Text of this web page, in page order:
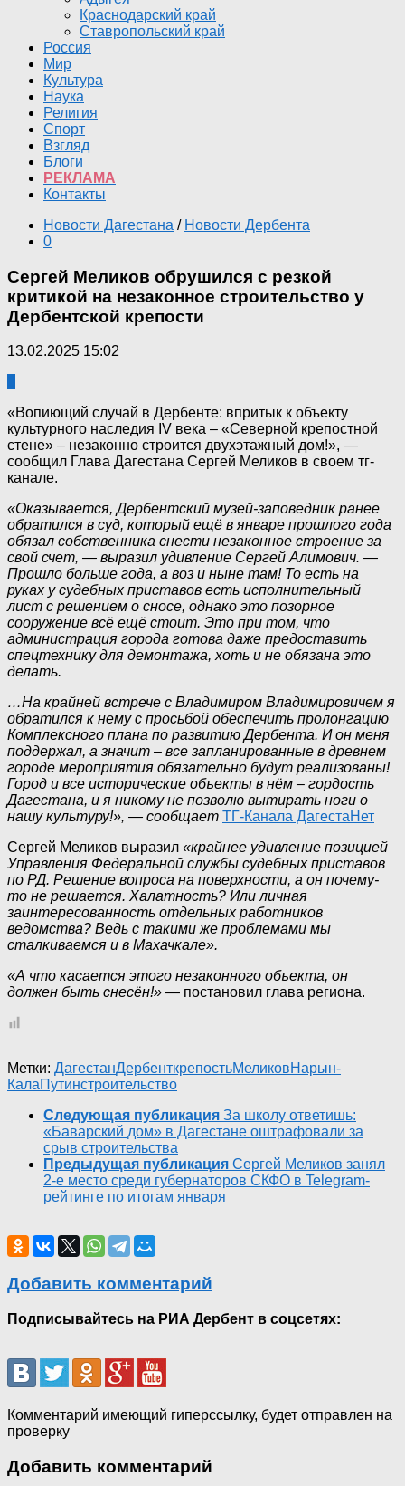
Краснодарский край
Ставропольский край
Россия
Мир
Культура
Наука
Религия
Спорт
Взгляд
Блоги
РЕКЛАМА
Контакты
Новости Дагестана / Новости Дербента
0
Сергей Меликов обрушился с резкой
критикой на незаконное строительство у
Дербентской крепости
13.02.2025 15:02
«Вопиющий случай в Дербенте: впритык к объекту
культурного наследия IV века – «Северной крепостной
стене» – незаконно строится двухэтажный дом!», —
сообщил Глава Дагестана Сергей Меликов в своем тг-
канале.
«Оказывается, Дербентский музей-заповедник ранее
обратился в суд, который ещё в январе прошлого года
обязал собственника снести незаконное строение за
свой счет, — выразил удивление Сергей Алимович. —
Прошло больше года, а воз и ныне там! То есть на
руках у судебных приставов есть исполнительный
лист с решением о сносе, однако это позорное
сооружение всё ещё стоит. Это при том, что
администрация города готова даже предоставить
спецтехнику для демонтажа, хоть и не обязана это
делать.
…На крайней встрече с Владимиром Владимировичем я
обратился к нему с просьбой обеспечить пролонгацию
Комплексного плана по развитию Дербента. И он меня
поддержал, а значит – все запланированные в древнем
городе мероприятия обязательно будут реализованы!
Город и все исторические объекты в нём – гордость
Дагестана, и я никому не позволю вытирать ноги о
нашу культуру!», — сообщает ТГ-Канала ДагестаНет
Сергей Меликов выразил «крайнее удивление позицией
Управления Федеральной службы судебных приставов
по РД. Решение вопроса на поверхности, а он почему-
то не решается. Халатность? Или личная
заинтересованность отдельных работников
ведомства? Ведь с такими же проблемами мы
сталкиваемся и в Махачкале».
«А что касается этого незаконного объекта, он
должен быть снесён!» — постановил глава региона.
Метки: ДагестанДербенткрепостьМеликовНарын-
КалаПутинстроительство
Следующая публикация За школу ответишь:
«Баварский дом» в Дагестане оштрафовали за
срыв строительства
Предыдущая публикация Сергей Меликов занял
2-е место среди губернаторов СКФО в Telegram-
рейтинге по итогам января
Добавить комментарий
Подписывайтесь на РИА Дербент в соцсетях:
Комментарий имеющий гиперссылку, будет отправлен на
проверку
Добавить комментарий